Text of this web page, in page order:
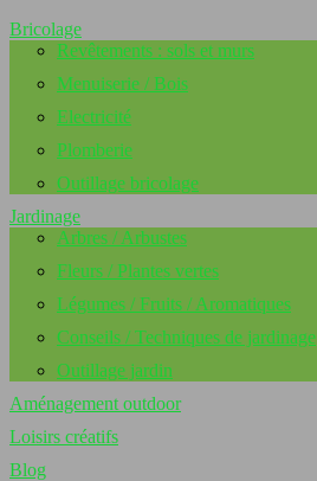
Bricolage
Revêtements : sols et murs
Menuiserie / Bois
Electricité
Plomberie
Outillage bricolage
Jardinage
Arbres / Arbustes
Fleurs / Plantes vertes
Légumes / Fruits / Aromatiques
Conseils / Techniques de jardinage
Outillage jardin
Aménagement outdoor
Loisirs créatifs
Blog